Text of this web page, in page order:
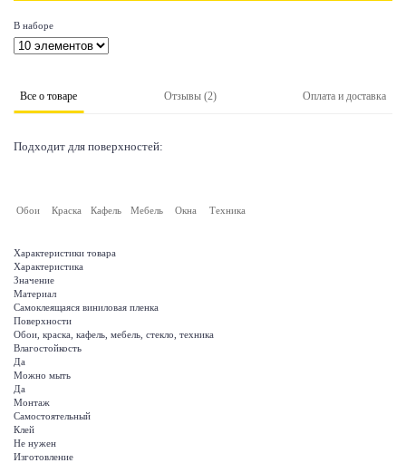
В наборе
Все о товаре Отзывы (2) Оплата и доставка
Подходит для поверхностей:
Обои Краска Кафель Мебель Окна Техника
Характеристики товара
Характеристика
Значение
Материал
Самоклеящаяся виниловая пленка
Поверхности
Обои, краска, кафель, мебель, стекло, техника
Влагостойкость
Да
Можно мыть
Да
Монтаж
Самостоятельный
Клей
Не нужен
Изготовление